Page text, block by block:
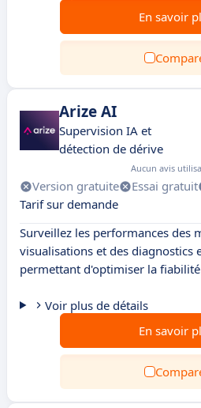
En savoir
Arize AI
Supervision IA et
détection de dérive
Aucun avis
Version gratuite Essai gratuit
Tarif sur demande
Surveillez les performances des
visualisations et des diagnostics
permettant d'optimiser la
Voir plus de détails
En savoir